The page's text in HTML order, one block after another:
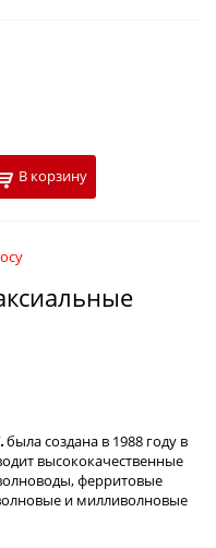
В корзину
была создана в 1988 году в
высококачественные
ферритовые
и милливолновые